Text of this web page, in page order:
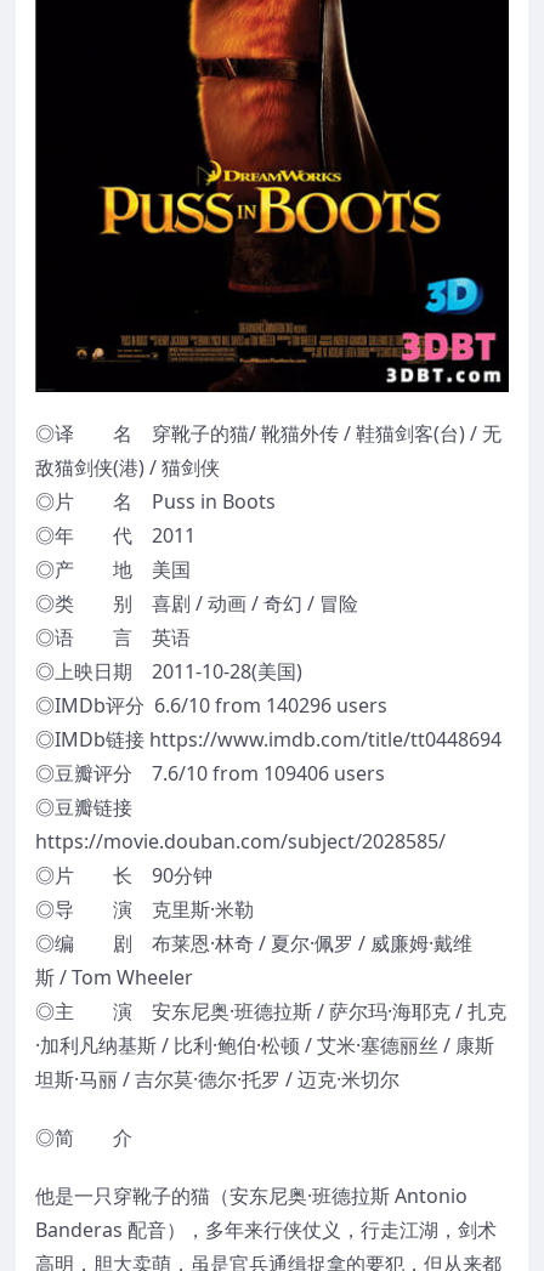
◎译 名 穿靴子的猫/ 靴猫外传 / 鞋猫剑客(台) / 无
敌猫剑侠(港) / 猫剑侠
◎片 名 Puss in Boots
◎年 代 2011
◎产 地 美国
◎类 别 喜剧 / 动画 / 奇幻 / 冒险
◎语 言 英语
◎上映日期 2011-10-28(美国)
◎IMDb评分 6.6/10 from 140296 users
◎IMDb链接 https://www.imdb.com/title/tt0448694
◎豆瓣评分 7.6/10 from 109406 users
◎豆瓣链接
https://movie.douban.com/subject/2028585/
◎片 长 90分钟
◎导 演 克里斯·米勒
◎编 剧 布莱恩·林奇 / 夏尔·佩罗 / 威廉姆·戴维
斯 / Tom Wheeler
◎主 演 安东尼奥·班德拉斯 / 萨尔玛·海耶克 / 扎克
·加利凡纳基斯 / 比利·鲍伯·松顿 / 艾米·塞德丽丝 / 康斯
坦斯·马丽 / 吉尔莫·德尔·托罗 / 迈克·米切尔
◎简 介
他是一只穿靴子的猫（安东尼奥·班德拉斯 Antonio
Banderas 配音），多年来行侠仗义，行走江湖，剑术
高明，胆大卖萌，虽是官兵通缉捉拿的要犯，但从来都